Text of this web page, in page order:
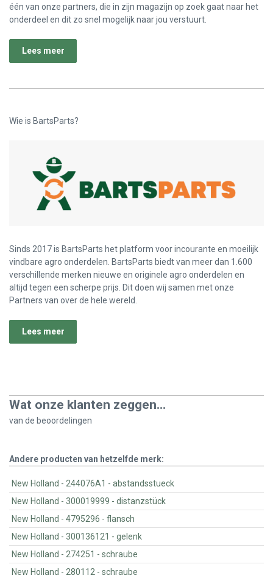
één van onze partners, die in zijn magazijn op zoek gaat naar het
onderdeel en dit zo snel mogelijk naar jou verstuurt.
Lees meer
Wie is BartsParts?
Sinds 2017 is BartsParts het platform voor incourante en moeilijk
vindbare agro onderdelen. BartsParts biedt van meer dan 1.600
verschillende merken nieuwe en originele agro onderdelen en
altijd tegen een scherpe prijs. Dit doen wij samen met onze
Partners van over de hele wereld.
Lees meer
Wat onze klanten zeggen...
van de beoordelingen
Andere producten van hetzelfde merk:
New Holland - 244076A1 - abstandsstueck
New Holland - 300019999 - distanzstück
New Holland - 4795296 - flansch
New Holland - 300136121 - gelenk
New Holland - 274251 - schraube
New Holland - 280112 - schraube